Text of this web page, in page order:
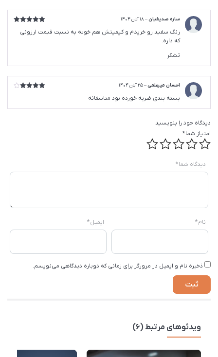
5
ساره صدیقیان–18 آبان 1404
رنگ سفید رو خریدم و کیفیتش هم خوبه به نسبت قیمت ارزونی
که داره.
تشکر
احسان میرعلمی–25 آبان 1404
بسته بندی ضربه خورده بود متاسفانه
دیدگاه خود را بنویسید
امتیاز شما*
دیدگاه شما*
نام* ایمیل*
ذخیره نام و ایمیل در مرورگر برای زمانی که دوباره دیدگاهی می‌نویسم.
ویدئوهای مرتبط (6)